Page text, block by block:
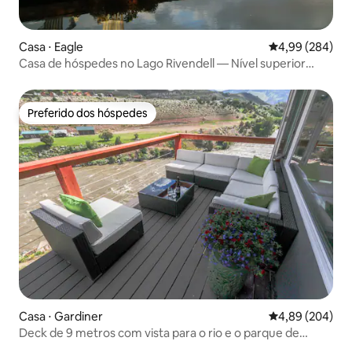
Casa ⋅ Eagle 4,99 de uma
4,99 (284)
Casa de hóspedes no Lago Rivendell — Nível superior
Preferido dos hóspedes
Preferido dos hóspedes
Casa ⋅ Gardiner 4,89 de uma
4,89 (204)
Deck de 9 metros com vista para o rio e o parque de